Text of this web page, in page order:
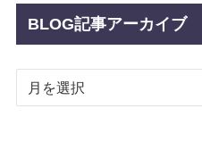
BLOG記事アーカイブ
BLOG